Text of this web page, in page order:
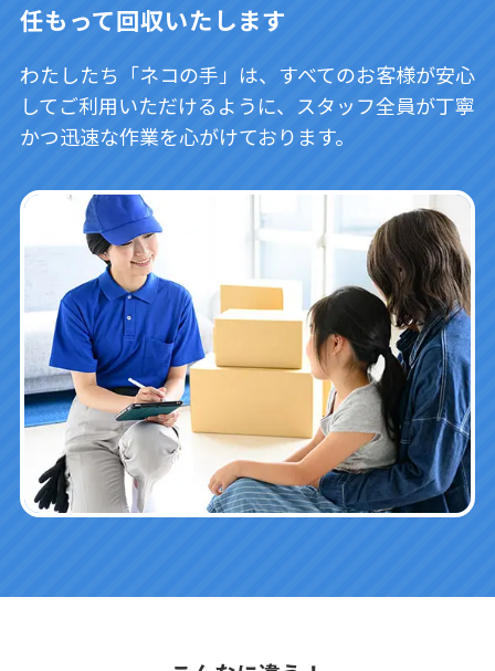
任もって回収いたします
わたしたち「ネコの手」は、すべてのお客様が安心
してご利用いただけるように、スタッフ全員が丁寧
かつ迅速な作業を心がけております。